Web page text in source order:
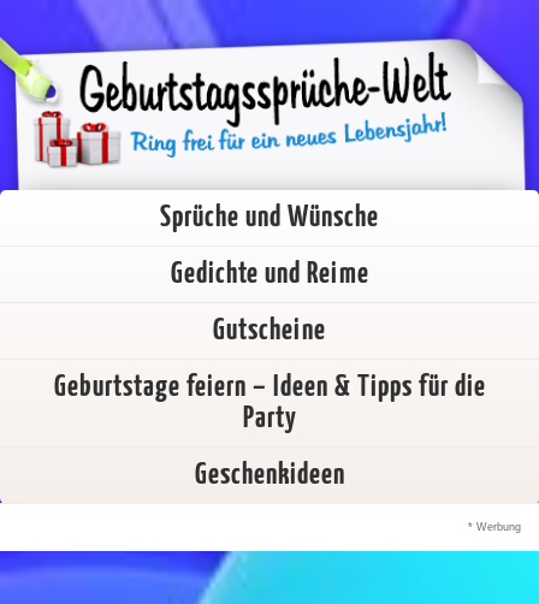
Sprüche und Wünsche
Gedichte und Reime
Gutscheine
Geburtstage feiern – Ideen & Tipps für die
Party
Geschenkideen
* Werbung